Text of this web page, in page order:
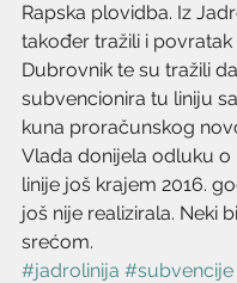
Rapska plovidba. Iz
također tražili i povratak
Dubrovnik te su tražili
subvencionira tu liniju
kuna proračunskog
Vlada donijela odluku o
linije još krajem 2016.
još nije realizirala. Neki
srećom.
#jadrolinija #subvencije